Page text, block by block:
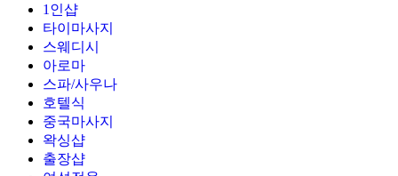
1인샵
타이마사지
스웨디시
아로마
스파/사우나
호텔식
중국마사지
왁싱샵
출장샵